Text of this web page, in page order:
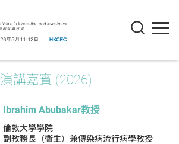
演講嘉賓 (2026)
Ibrahim Abubakar教授
倫敦大學學院
副教務長（衛生）兼傳染病流行病學教授